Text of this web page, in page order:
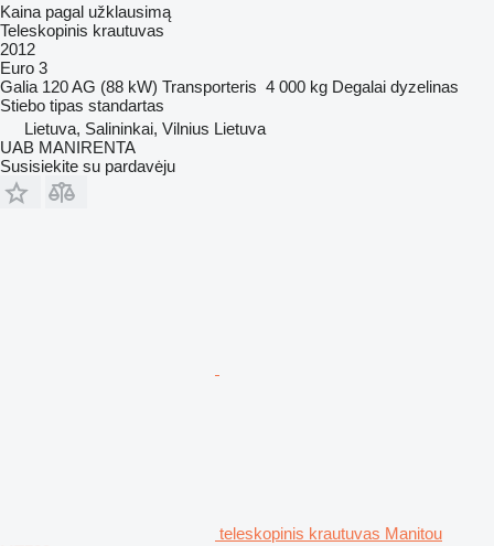
Kaina pagal užklausimą
Teleskopinis krautuvas
2012
Euro 3
Galia 120 AG (88 kW) Transporteris 4 000 kg Degalai dyzelinas
Stiebo tipas standartas
Lietuva, Salininkai, Vilnius Lietuva
UAB MANIRENTA
Susisiekite su pardavėju
teleskopinis krautuvas Manitou